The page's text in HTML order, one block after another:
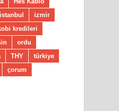
istanbul
izmir
kredileri
ordu
THY
türkiye
çorum